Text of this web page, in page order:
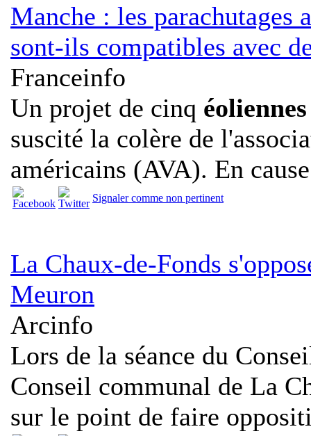
Manche : les parachutages
sont-ils compatibles avec
Franceinfo
Un projet de cinq éoliennes
suscité la colère de
américains (AVA). En
Signaler comme non pertinent
La Chaux-de-Fonds
Meuron
Arcinfo
Lors de la séance du
Conseil communal de La
sur le point de faire